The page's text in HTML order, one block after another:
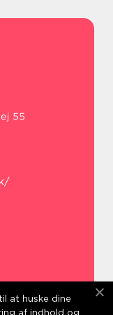
at huske dine
af indhold og